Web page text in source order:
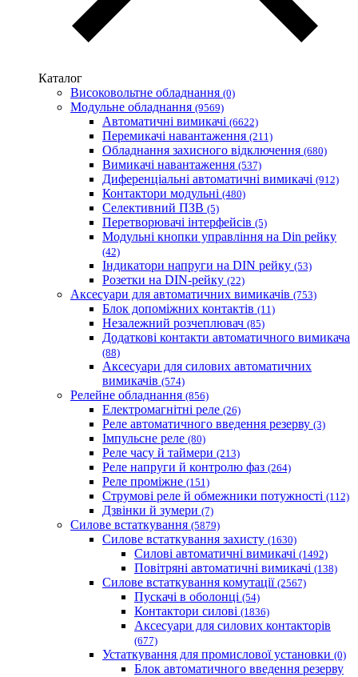
Каблекс Одеса
Мегомметр (Україна)
Промфактор
Термофіт
Укренерго-Альянс (Україна)
Каталог
Високовольтне обладнання (0)
Модульне обладнання (9569)
Автоматичні вимикачі (6622)
Перемикачі навантаження (211)
Обладнання захисного відключення (680)
Вимикачі навантаження (537)
Диференціальні автоматичні вимикачі (912)
Контактори модульні (480)
Селективний ПЗВ (5)
Перетворювачі інтерфейсів (5)
Модульні кнопки управління на Din рейку
(42)
Індикатори напруги на DIN рейку (53)
Розетки на DIN-рейку (22)
Аксесуари для автоматичних вимикачів (753)
Блок допоміжних контактів (11)
Незалежний розчеплювач (85)
Додаткові контакти автоматичного вимикача
(88)
Аксесуари для силових автоматичних
вимикачів (574)
Релейне обладнання (856)
Електромагнітні реле (26)
Реле автоматичного введення резерву (3)
Імпульсне реле (80)
Реле часу й таймери (213)
Реле напруги й контролю фаз (264)
Реле проміжне (151)
Струмові реле й обмежники потужності (112)
Дзвінки й зумери (7)
Силове встаткування (5879)
Силове встаткування захисту (1630)
Силові автоматичні вимикачі (1492)
Повітряні автоматичні вимикачі (138)
Силове встаткування комутації (2567)
Пускачі в оболонці (54)
Контактори силові (1836)
Аксесуари для силових контакторів
(677)
Устаткування для промислової установки (0)
Блок автоматичного введення резерву